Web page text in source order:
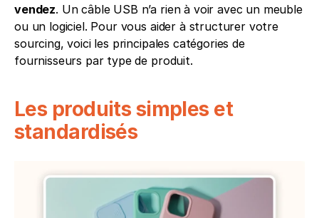
vendez. Un câble USB n’a rien à voir avec un meuble
ou un logiciel. Pour vous aider à structurer votre
sourcing, voici les principales catégories de
fournisseurs par type de produit.
Les produits simples et
standardisés